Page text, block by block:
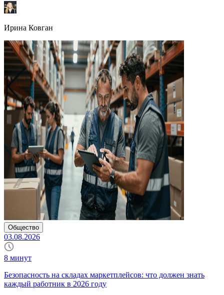
Ирина Ковган
Общество
03.08.2026
8 минут
Безопасность на складах маркетплейсов: что должен знать
каждый работник в 2026 году